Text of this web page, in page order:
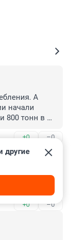
А
начали
800 тонн в
и запретить.
+0 –0
в
+0 –0
другие